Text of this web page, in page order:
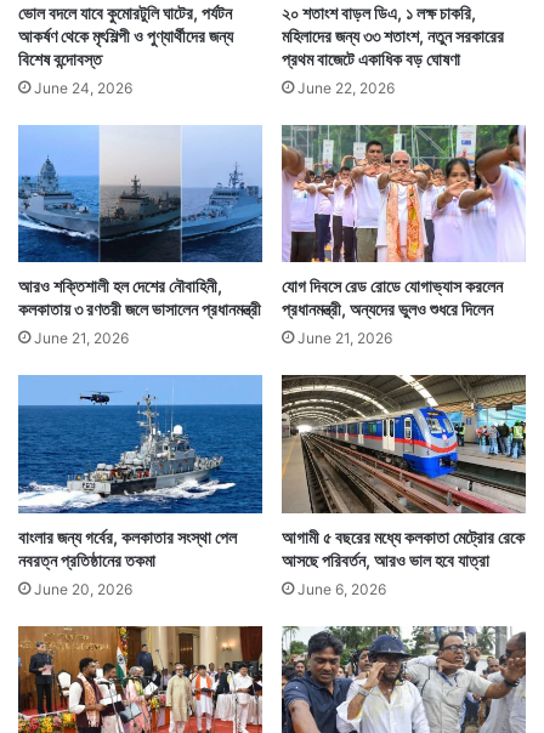
ভোল বদলে যাবে কুমোরটুলি ঘাটের, পর্যটন
আকর্ষণ থেকে মৃৎশিল্পী ও পুণ্যার্থীদের জন্য
বিশেষ বন্দোবস্ত
June 24, 2026
২০ শতাংশ বাড়ল ডিএ, ১ লক্ষ চাকরি,
মহিলাদের জন্য ৩৩ শতাংশ, নতুন সরকারের
প্রথম বাজেটে একাধিক বড় ঘোষণা
June 22, 2026
আরও শক্তিশালী হল দেশের নৌবাহিনী,
কলকাতায় ৩ রণতরী জলে ভাসালেন প্রধানমন্ত্রী
June 21, 2026
যোগ দিবসে রেড রোডে যোগাভ্যাস করলেন
প্রধানমন্ত্রী, অন্যদের ভুলও শুধরে দিলেন
June 21, 2026
বাংলার জন্য গর্বের, কলকাতার সংস্থা পেল
নবরত্ন প্রতিষ্ঠানের তকমা
June 20, 2026
আগামী ৫ বছরের মধ্যে কলকাতা মেট্রোর রেকে
আসছে পরিবর্তন, আরও ভাল হবে যাত্রা
June 6, 2026